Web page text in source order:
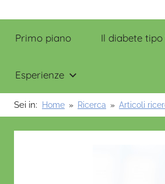
Portale
Diabete
Primo piano Il diabete tipo
Esperienze
Sei in: Home Ricerca Articoli